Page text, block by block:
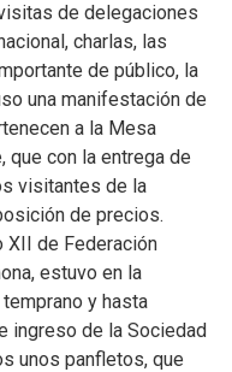
de delegaciones
charlas, las
de público, la
una manifestación de
a la Mesa
que con la entrega de
visitantes de la
de precios.
XII de Federación
estuvo en la
y hasta
ingreso de la Sociedad
unos panfletos, que